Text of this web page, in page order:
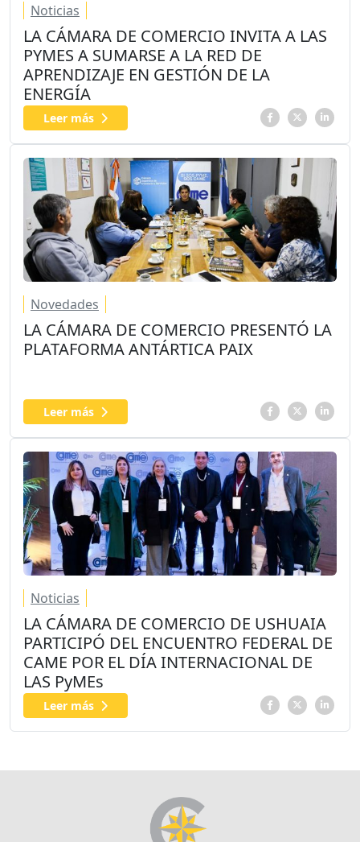
Noticias
LA CÁMARA DE COMERCIO INVITA A LAS
PYMES A SUMARSE A LA RED DE
APRENDIZAJE EN GESTIÓN DE LA
ENERGÍA
Leer más
Novedades
LA CÁMARA DE COMERCIO PRESENTÓ LA
PLATAFORMA ANTÁRTICA PAIX
Leer más
Noticias
LA CÁMARA DE COMERCIO DE USHUAIA
PARTICIPÓ DEL ENCUENTRO FEDERAL DE
CAME POR EL DÍA INTERNACIONAL DE
LAS PyMEs
Leer más